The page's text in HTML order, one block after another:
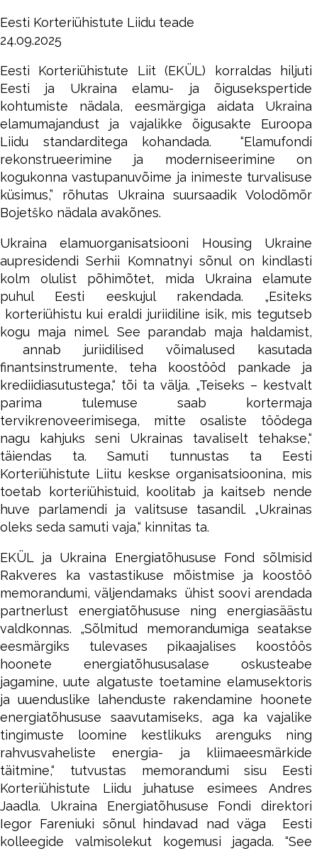
Eesti Korteriühistute Liidu teade
24.09.2025
Eesti Korteriühistute Liit (EKÜL) korraldas hiljuti
Eesti ja Ukraina elamu- ja õigusekspertide
kohtumiste nädala, eesmärgiga aidata Ukraina
elamumajandust ja vajalikke õigusakte Euroopa
Liidu standarditega kohandada. “Elamufondi
rekonstrueerimine ja moderniseerimine on
kogukonna vastupanuvõime ja inimeste turvalisuse
küsimus,” rõhutas Ukraina suursaadik Volodõmõr
Bojetško nädala avakõnes.
Ukraina elamuorganisatsiooni Housing Ukraine
aupresidendi Serhii Komnatnyi sõnul on kindlasti
kolm olulist põhimõtet, mida Ukraina elamute
puhul Eesti eeskujul rakendada. „Esiteks
korteriühistu kui eraldi juriidiline isik, mis tegutseb
kogu maja nimel. See parandab maja haldamist,
annab juriidilised võimalused kasutada
finantsinstrumente, teha koostööd pankade ja
krediidiasutustega,“ tõi ta välja. „Teiseks – kestvalt
parima tulemuse saab kortermaja
tervikrenoveerimisega, mitte osaliste töödega
nagu kahjuks seni Ukrainas tavaliselt tehakse,“
täiendas ta. Samuti tunnustas ta Eesti
Korteriühistute Liitu keskse organisatsioonina, mis
toetab korteriühistuid, koolitab ja kaitseb nende
huve parlamendi ja valitsuse tasandil. „Ukrainas
oleks seda samuti vaja,“ kinnitas ta.
EKÜL ja Ukraina Energiatõhususe Fond sõlmisid
Rakveres ka vastastikuse mõistmise ja koostöö
memorandumi, väljendamaks ühist soovi arendada
partnerlust energiatõhususe ning energiasäästu
valdkonnas. „Sõlmitud memorandumiga seatakse
eesmärgiks tulevases pikaajalises koostöös
hoonete energiatõhususalase oskusteabe
jagamine, uute algatuste toetamine elamusektoris
ja uuenduslike lahenduste rakendamine hoonete
energiatõhususe saavutamiseks, aga ka vajalike
tingimuste loomine kestlikuks arenguks ning
rahvusvaheliste energia- ja kliimaeesmärkide
täitmine,“ tutvustas memorandumi sisu Eesti
Korteriühistute Liidu juhatuse esimees Andres
Jaadla. Ukraina Energiatõhususe Fondi direktori
Iegor Fareniuki sõnul hindavad nad väga Eesti
kolleegide valmisolekut kogemusi jagada. “See